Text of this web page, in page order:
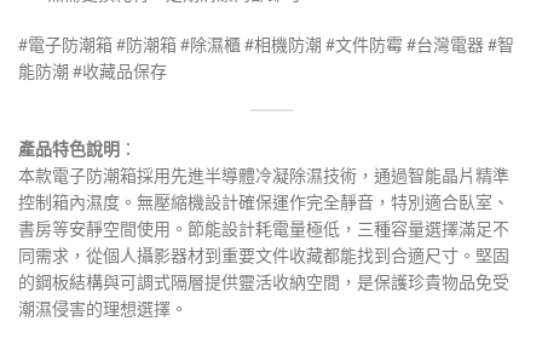
#電子防潮箱 #防潮箱 #除濕櫃 #相機防潮 #文件防霉 #台灣電器 #智
能防潮 #收藏品保存
產品特色說明 ：
本款電子防潮箱採用先進半導體冷凝除濕技術，通過智能晶片精準
控制箱內濕度。無壓縮機設計確保運作完全靜音，特別適合臥室、
書房等安靜空間使用。節能設計耗電量極低，三種容量選擇滿足不
同需求，從個人攝影器材到重要文件收藏都能找到合適尺寸。堅固
的鋼板結構與可調式隔層提供靈活收納空間，是保護珍貴物品免受
潮濕侵害的理想選擇。